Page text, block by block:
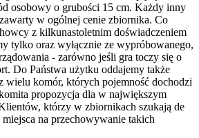
osobowy o grubości 15 cm. Każdy inny
w ogólnej cenie zbiornika. Co
z kilkunastoletnim doświadczeniem
tylko oraz wyłącznie ze wypróbowanego,
- zarówno jeśli gra toczy się o
Do Państwa użytku oddajemy także
wielu komór, których pojemność dochodzi
propozycja dla w największym
którzy w zbiornikach szukają de
na przechowywanie takich